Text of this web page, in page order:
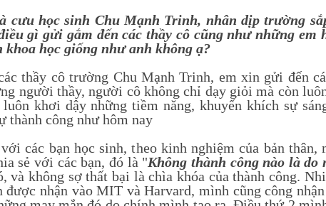
học sinh Chu Mạnh Trinh, nhân dịp trường
gì gửi gắm đến các thầy cô cũng như những em
khoa học giống như anh không ạ?
thầy cô trường Chu Mạnh Trinh, em xin gửi đến
người thầy, người cô không chỉ dạy giỏi mà còn
khơi dậy những tiềm năng, khuyến khích sự
thành công như hôm nay
các bạn học sinh, theo kinh nghiệm của bản thân,
sẻ với các bạn, đó là "Không thành công nào là do
và không sợ thất bại là chìa khóa của thành công.
được nhận vào MIT và Harvard, mình cũng công